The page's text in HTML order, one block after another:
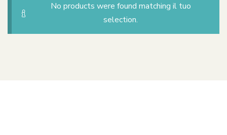
No products were found matching il tuo
selection.